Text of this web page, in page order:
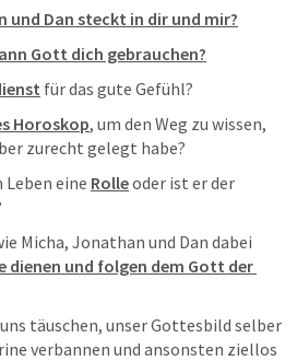
und Dan steckt in dir und mir?
Gott dich gebrauchen?
für das gute Gefühl?
Horoskop, um den Weg zu wissen,
zurecht gelegt habe?
eine Rolle
Micha, Jonathan und Dan dabei
dienen und folgen dem Gott der
täuschen, unser Gottesbild selber
verbannen und ansonsten ziellos